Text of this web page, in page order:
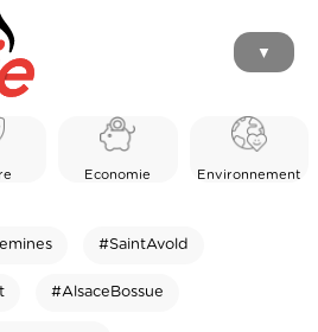
▼
Economie Environnement
#SaintAvold
#AlsaceBossue